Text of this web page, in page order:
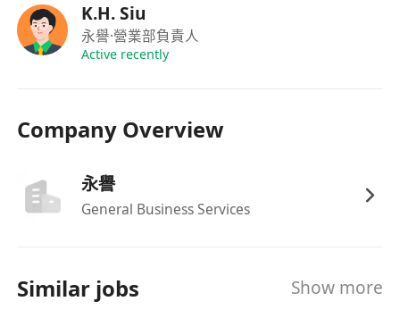
K.H. Siu
永譽·營業部負責人
Active recently
Company Overview
永譽
General Business Services
Similar jobs Show more